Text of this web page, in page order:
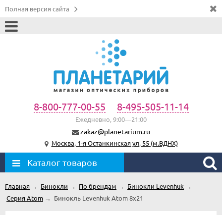
Полная версия сайта
8-800-777-00-55 8-495-505-11-14
Ежедневно, 9:00—21:00
zakaz@planetarium.ru
Москва, 1-я Останкинская ул, 55 (м.ВДНХ)
Каталог товаров
Главная → Бинокли → По брендам → Бинокли Levenhuk →
Серия Atom → Бинокль Levenhuk Atom 8x21